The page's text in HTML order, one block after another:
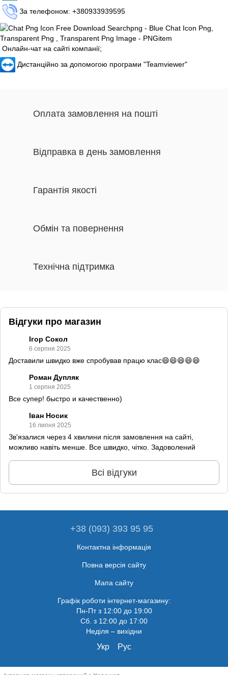
За телефоном: +380933939595
Онлайн-чат на сайті компанії;
Дистанційно за допомогою програми "Teamviewer"
Оплата замовлення на пошті
Відправка в день замовлення
Гарантія якості
Обмін та повернення
Технічна підтримка
Відгуки про магазин
Ігор Сокол
6 серпня 2025
Доставили швидко вже спробував працю клас😄😄😄😄😄
Роман Дупляк
1 серпня 2025
Все супер! быстро и качественно)
Іван Носик
16 липня 2025
Зв'язалися через 4 хвилини після замовлення на сайті,
можливо навіть менше. Все швидко, чітко. Задоволений
Всі відгуки
+38 (093) 393 95 95
Контактна інформація
Повна версія сайту
Мапа сайту
Графік роботи інтернет-магазину:
Пн-Пт з 12:00 до 19:00
Сб. з 12:00 до 17:00
Неділя – вихідни
Укр Рус